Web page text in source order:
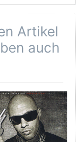
Artikel
auch